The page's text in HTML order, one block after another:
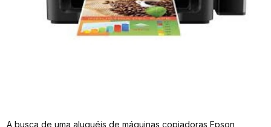
A busca de uma aluguéis de máquinas copiadoras Epson